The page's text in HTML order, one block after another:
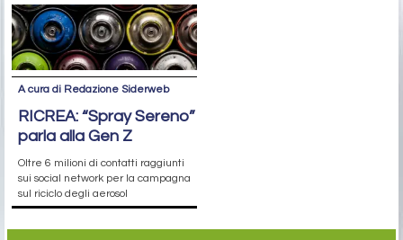
A cura di Redazione Siderweb
RICREA: “Spray Sereno”
parla alla Gen Z
Oltre 6 milioni di contatti raggiunti
sui social network per la campagna
sul riciclo degli aerosol